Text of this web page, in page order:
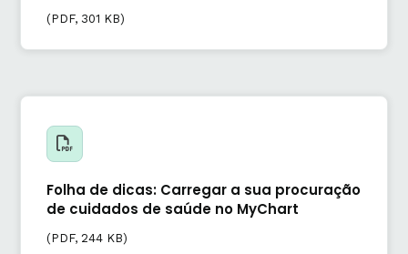
(PDF, 301 KB)
Folha de dicas: Carregar a sua procuração
de cuidados de saúde no MyChart
(PDF, 244 KB)